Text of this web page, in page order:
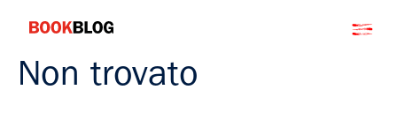
contenuto
Bookblog
Non trovato